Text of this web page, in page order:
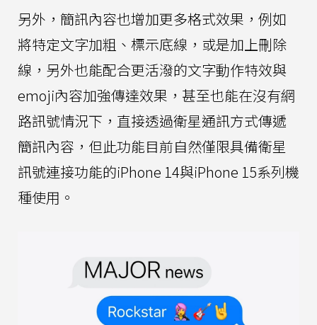
另外，簡訊內容也增加更多格式效果，例如
將特定文字加粗、標示底線，或是加上刪除
線，另外也能配合更活潑的文字動作特效與
emoji內容加強傳達效果，甚至也能在沒有網
路訊號情況下，直接透過衛星通訊方式傳遞
簡訊內容，但此功能目前自然僅限具備衛星
訊號連接功能的iPhone 14與iPhone 15系列機
種使用。